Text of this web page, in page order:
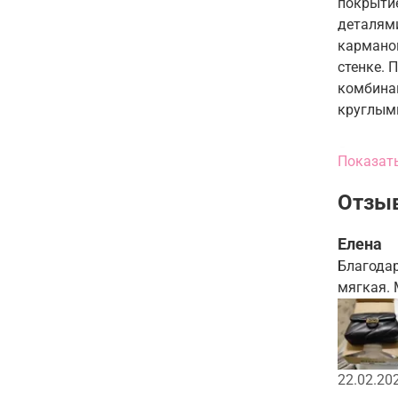
стенке.
Состав:
Размер:
высота:
ширина:
длина:
Елена
мягкая.